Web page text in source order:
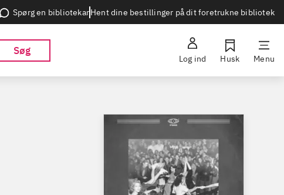
Spørg en bibliotekarHent dine bestillinger på dit foretrukne bibliotek
Søg
Log ind Husk Menu